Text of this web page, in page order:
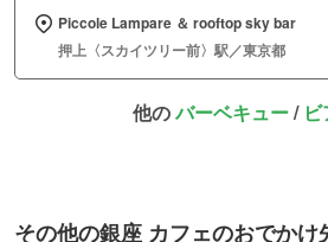
Piccole Lampare ＆ rooftop sky bar
押上〈スカイツリー前〉駅／東京都
他のバーベキュー/
その他の銀座 カフェのおでかけ